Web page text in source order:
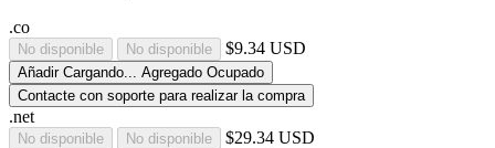
.co
No disponible No disponible $9.34 USD
Añadir Cargando... Agregado Ocupado
Contacte con soporte para realizar la compra
.net
No disponible No disponible $29.34 USD